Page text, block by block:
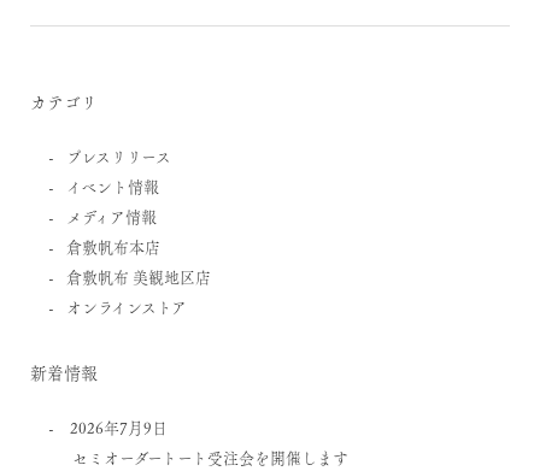
カテゴリ
プレスリリース
イベント情報
メディア情報
倉敷帆布本店
倉敷帆布 美観地区店
オンラインストア
新着情報
2026年7月9日
セミオーダートート受注会を開催します